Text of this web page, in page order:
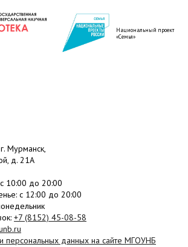
Национальный проект
«Семья»
Мурманск,
д. 21А
10:00 до 20:00
: c 12:00 до 20:00
+7 (8152) 45-08-58
персональных данных на сайте МГОУНБ